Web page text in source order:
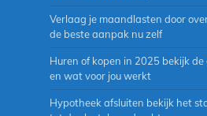
Verlaag je maandlasten door
de beste aanpak nu zelf
Huren of kopen in 2025 bekijk
en wat voor jou werkt
Hypotheek afsluiten bekijk het